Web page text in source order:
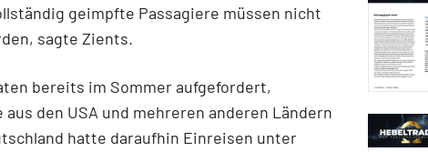
geimpfte Passagiere müssen nicht
sagte Zients.
bereits im Sommer aufgefordert,
den USA und mehreren anderen Ländern
hatte daraufhin Einreisen unter